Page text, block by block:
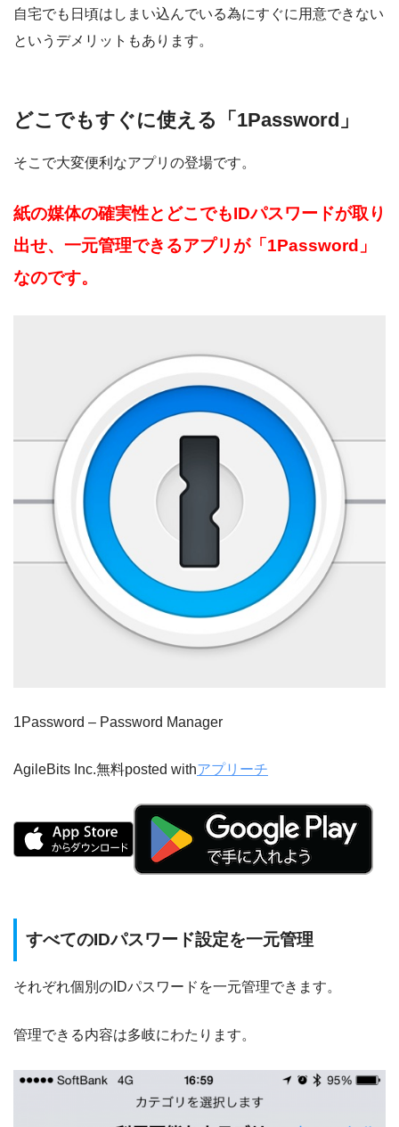
自宅でも日頃はしまい込んでいる為にすぐに用意できない
というデメリットもあります。
どこでもすぐに使える「1Password」
そこで大変便利なアプリの登場です。
紙の媒体の確実性とどこでもIDパスワードが取り
出せ、一元管理できるアプリが「1Password」
なのです。
1Password – Password Manager
AgileBits Inc.無料posted withアプリーチ
すべてのIDパスワード設定を一元管理
それぞれ個別のIDパスワードを一元管理できます。
管理できる内容は多岐にわたります。